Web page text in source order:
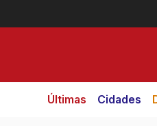
Últimas Cidades